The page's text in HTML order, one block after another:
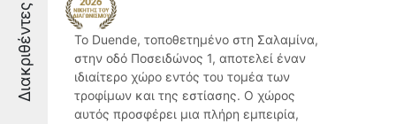
Διακριθέντες
Το Duende, τοποθετημένο στη Σαλαμίνα,
στην οδό Ποσειδώνος 1, αποτελεί έναν
ιδιαίτερο χώρο εντός του τομέα των
τροφίμων και της εστίασης. Ο χώρος
αυτός προσφέρει μια πλήρη εμπειρία,